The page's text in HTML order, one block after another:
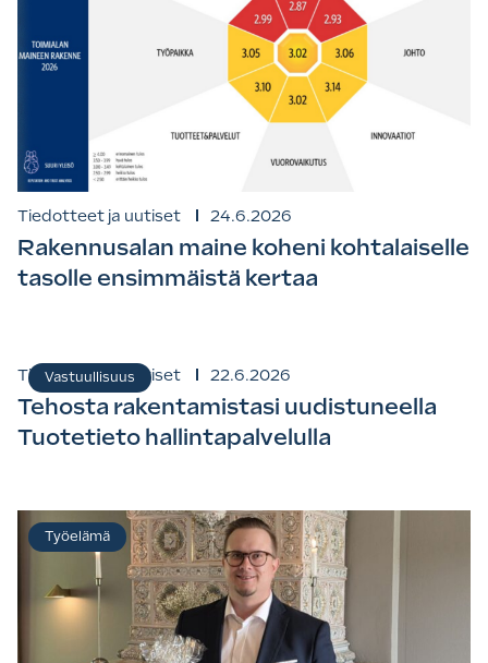
Tiedotteet ja uutiset 24.6.2026
Rakennusalan maine koheni kohtalaiselle
tasolle ensimmäistä kertaa
Tiedotteet ja uutiset 22.6.2026
Tehosta rakentamistasi uudistuneella
Tuotetieto hallintapalvelulla
Vastuullisuus
Työelämä